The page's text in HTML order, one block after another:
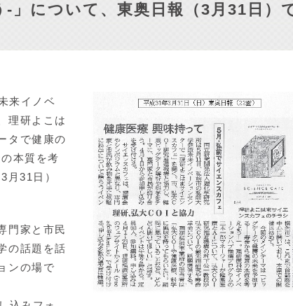
-」について、東奥日報（3月31日）
来イノベ
理研よこは
タで健康の
本質を考
月31日）
門家と市民
の話題を話
ンの場で